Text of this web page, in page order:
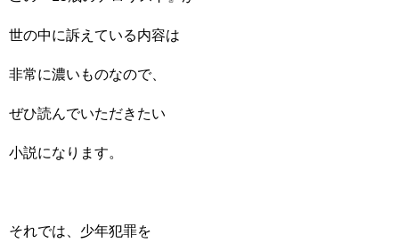
世の中に訴えている内容は
非常に濃いものなので、
ぜひ読んでいただきたい
小説になります。
それでは、少年犯罪を